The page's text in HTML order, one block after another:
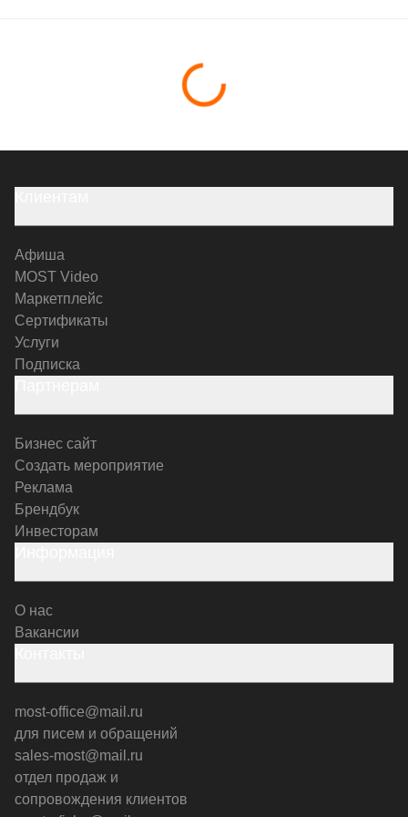
Афиша
MOST Video
Маркетплейс
Сертификаты
Услуги
Подписка
Бизнес сайт
Создать мероприятие
Реклама
Брендбук
Инвесторам
О нас
Вакансии
most-office@mail.ru
для писем и обращений
sales-most@mail.ru
отдел продаж и
сопровождения клиентов